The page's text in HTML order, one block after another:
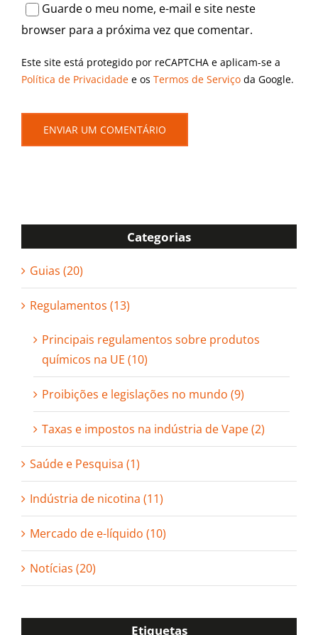
Guarde o meu nome, e-mail e site neste
browser para a próxima vez que comentar.
Este site está protegido por reCAPTCHA e aplicam-se a
Política de Privacidade e os Termos de Serviçoda Google.
Categorias
Guias (20)
Regulamentos (13)
Principais regulamentos sobre produtos
químicos na UE (10)
Proibições e legislações no mundo (9)
Taxas e impostos na indústria de Vape (2)
Saúde e Pesquisa (1)
Indústria de nicotina (11)
Mercado de e-líquido (10)
Notícias (20)
Etiquetas